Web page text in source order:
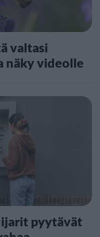
valtasi
näky videolle
pyytävät